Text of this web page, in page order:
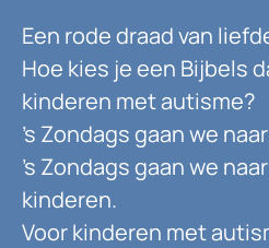
Een rode draad van
Hoe kies je een Bijbels
kinderen met autisme?
’s Zondags gaan we
’s Zondags gaan we
kinderen.
Voor kinderen met